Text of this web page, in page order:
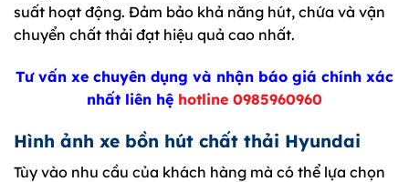
suất hoạt động. Đảm bảo khả năng hút, chứa và vận
chuyển chất thải đạt hiệu quả cao nhất.
Tư vấn xe chuyên dụng và nhận báo giá chính xác
nhất liên hệ hotline 0985960960
Hình ảnh xe bồn hút chất thải Hyundai
Tùy vào nhu cầu của khách hàng mà có thể lựa chọn